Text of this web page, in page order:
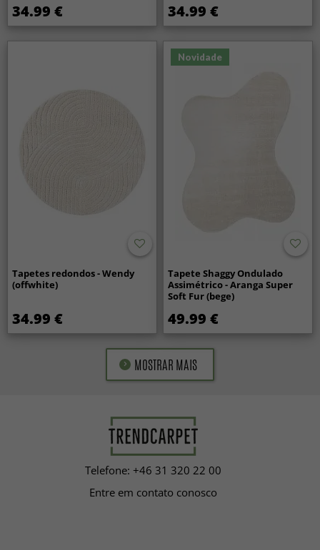
34.99 € 34.99 €
Tapetes redondos - Wendy
(offwhite)
34.99 €
Novidade
Tapete Shaggy Ondulado
Assimétrico - Aranga Super
Soft Fur (bege)
49.99 €
MOSTRAR MAIS
Telefone: +46 31 320 22 00
Entre em contato conosco